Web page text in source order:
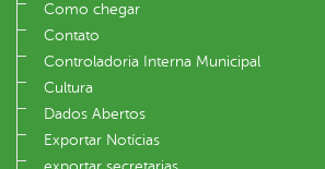
Como chegar
Contato
Controladoria Interna Municipal
Cultura
Dados Abertos
Exportar Notícias